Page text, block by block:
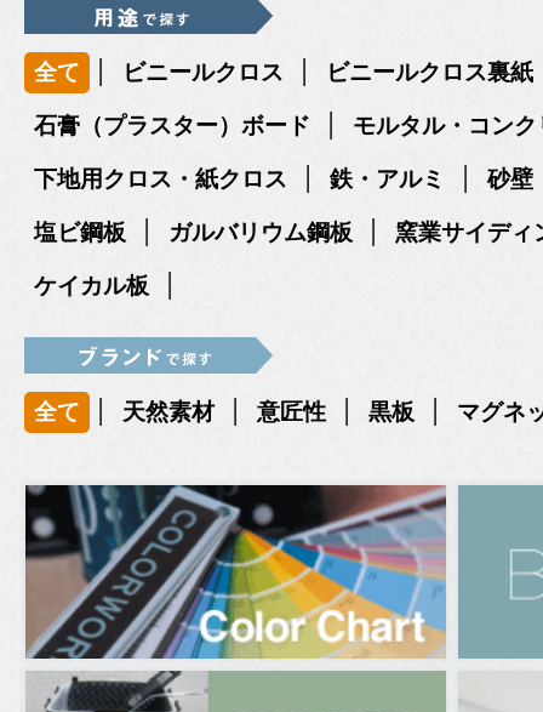
全て | ビニールクロス | ビニールクロス裏紙
石膏（プラスター）ボード | モルタル・コンク
下地用クロス・紙クロス | 鉄・アルミ | 砂壁
塩ビ鋼板 | ガルバリウム鋼板 | 窯業サイディ
ケイカル板 |
全て | 天然素材 | 意匠性 | 黒板 | マグネ